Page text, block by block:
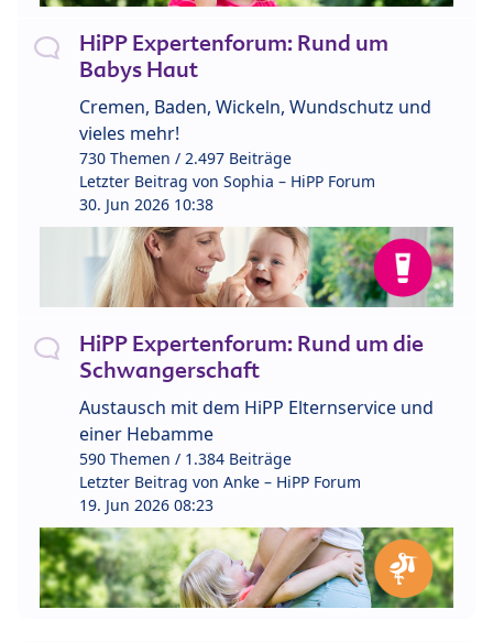
HiPP Expertenforum: Rund um
Babys Haut
Cremen, Baden, Wickeln, Wundschutz und
vieles mehr!
730 Themen / 2.497 Beiträge
Letzter Beitrag von Sophia – HiPP Forum
30. Jun 2026 10:38
HiPP Expertenforum: Rund um die
Schwangerschaft
Austausch mit dem HiPP Elternservice und
einer Hebamme
590 Themen / 1.384 Beiträge
Letzter Beitrag von Anke – HiPP Forum
19. Jun 2026 08:23